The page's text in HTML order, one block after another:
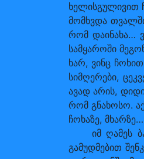
ხელისგულივით
მომხვდა
რომ დაინახა…
სამყაროში
ხარ, ვინც
სიმღერები,
ავად არის,
რომ გნახოსო.
ჩოხაზე,
იმ ღამეს
გამუდმებით